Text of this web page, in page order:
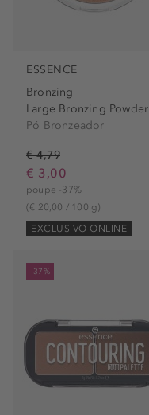
ESSENCE
Bronzing
Large Bronzing Powder
Pó Bronzeador
€ 4,79
€ 3,00
poupe -37%
(€ 20,00 / 100 g)
EXCLUSIVO ONLINE
-37%